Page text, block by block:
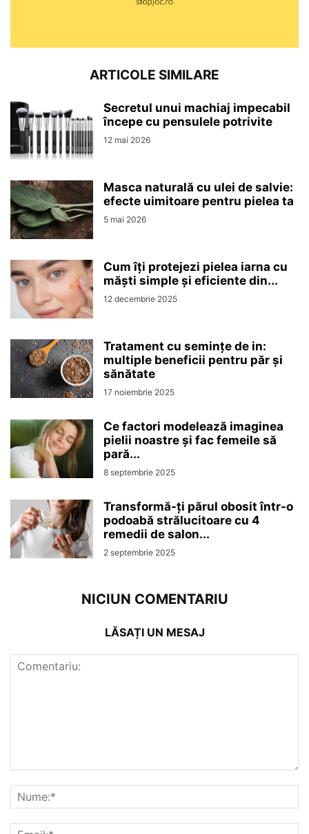
ARTICOLE SIMILARE
Secretul unui machiaj impecabil
începe cu pensulele potrivite
12 mai 2026
Masca naturală cu ulei de salvie:
efecte uimitoare pentru pielea ta
5 mai 2026
Cum îți protejezi pielea iarna cu
măști simple și eficiente din...
12 decembrie 2025
Tratament cu semințe de in:
multiple beneficii pentru păr și
sănătate
17 noiembrie 2025
Ce factori modelează imaginea
pielii noastre și fac femeile să
pară...
8 septembrie 2025
Transformă-ți părul obosit într-o
podoabă strălucitoare cu 4
remedii de salon...
2 septembrie 2025
NICIUN COMENTARIU
LĂSAȚI UN MESAJ